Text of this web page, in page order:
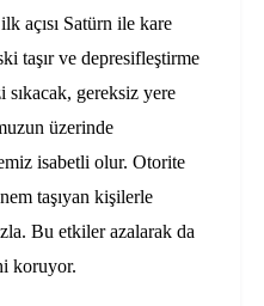
açısı Satürn ile kare
taşır ve depresifleştirme
gereksiz yere
üzerinde
isabetli olur. Otorite
taşıyan kişilerle
Bu etkiler azalarak da
koruyor.